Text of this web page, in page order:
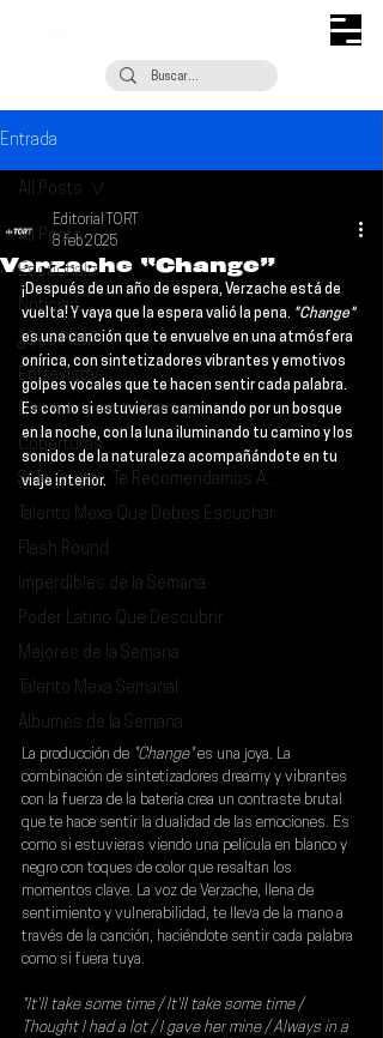
Entrada
All Posts
Escúchalo
Noticias
¿Qué Plan?
Entrevistas
Descubrimiento Semanal
Coberturas
Si Te Gusta... Te Recomendamos A...
Talento Mexa Que Debes Escuchar
Flash Round
Imperdibles de la Semana
Poder Latino Que Descubrir
Mejores de la Semana
Talento Mexa Semanal
Álbumes de la Semana
All Posts
Verzache “Change”
Editorial TORT
8 feb 2025
¡Después de un año de espera, Verzache está de
vuelta! Y vaya que la espera valió la pena. "Change"
es una canción que te envuelve en una atmósfera
onírica, con sintetizadores vibrantes y emotivos
golpes vocales que te hacen sentir cada palabra.
Es como si estuvieras caminando por un bosque
en la noche, con la luna iluminando tu camino y los
sonidos de la naturaleza acompañándote en tu
viaje interior.
La producción de "Change" es una joya. La
combinación de sintetizadores dreamy y vibrantes
con la fuerza de la batería crea un contraste brutal
que te hace sentir la dualidad de las emociones. Es
como si estuvieras viendo una película en blanco y
negro con toques de color que resaltan los
momentos clave. La voz de Verzache, llena de
sentimiento y vulnerabilidad, te lleva de la mano a
través de la canción, haciéndote sentir cada palabra
como si fuera tuya.
"It'll take some time / It'll take some time /
Thought I had a lot / I gave her mine / Always in a